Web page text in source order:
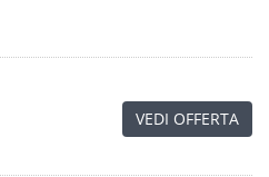
VEDI OFFERTA